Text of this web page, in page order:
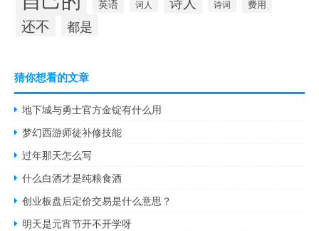
英语 词人 诗词 费用
还不 都是
猜你想看的文章
地下城与勇士官方金锭有什么用
梦幻西游师徒补修技能
过年那天怎么写
什么白酒才是纯粮食酒
创业板盘后定价交易是什么意思？
明天是元宵节开不开学呀